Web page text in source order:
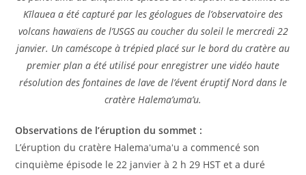
Kīlauea a été capturé par les géologues de l’observatoire des
volcans hawaïens de l’USGS au coucher du soleil le mercredi 22
janvier. Un caméscope à trépied placé sur le bord du cratère au
premier plan a été utilisé pour enregistrer une vidéo haute
résolution des fontaines de lave de l’évent éruptif Nord dans le
cratère Halema’uma’u.
Observations de l’éruption du sommet :
L’éruption du cratère Halemaʻumaʻu a commencé son
cinquième épisode le 22 janvier à 2 h 29 HST et a duré